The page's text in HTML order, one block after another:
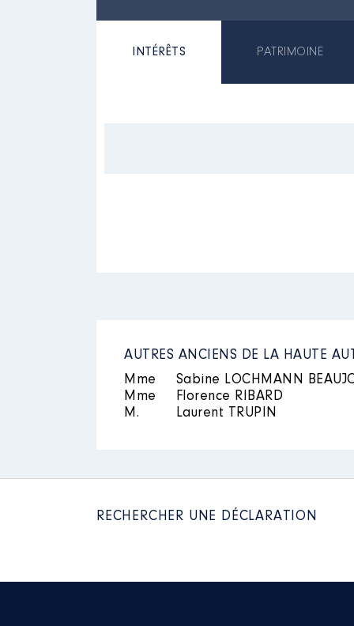
INTÉRÊTS PATRIMOINE
AUTRES ANCIENS DE LA HAUTE
Mme
Sabine LOCHMANN
Mme
Florence RIBARD
M.
Laurent TRUPIN
RECHERCHER UNE DÉCLARATION